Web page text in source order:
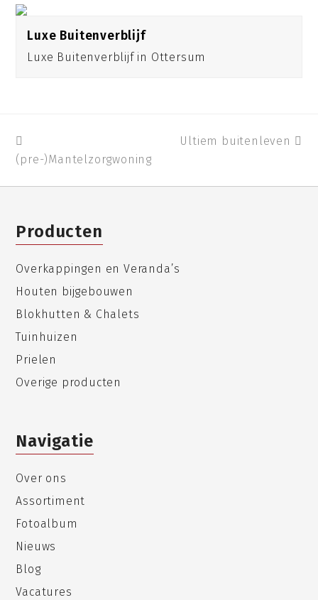
Luxe Buitenverblijf
Luxe Buitenverblijf in Ottersum
post:
(pre-)Mantelzorgwoning
next
Ultiem buitenleven
Producten
Overkappingen en Veranda’s
Houten bijgebouwen
Blokhutten & Chalets
Tuinhuizen
Prielen
Overige producten
Navigatie
Over ons
Assortiment
Fotoalbum
Nieuws
Blog
Vacatures